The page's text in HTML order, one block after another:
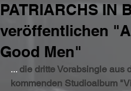
PATRIARCHS IN
veröffentlichen
Good Men"
... die dritte Vorabsingle aus
kommenden Studioalbum